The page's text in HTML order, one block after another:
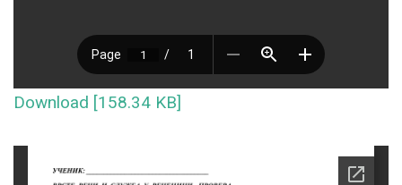
Download [158.34 KB]